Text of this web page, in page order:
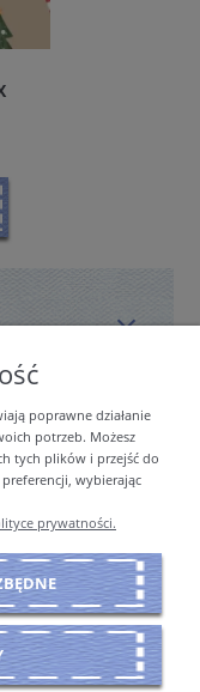
poprawne działanie
potrzeb. Możesz
tych plików i przejść do
wybierając
prywatności.